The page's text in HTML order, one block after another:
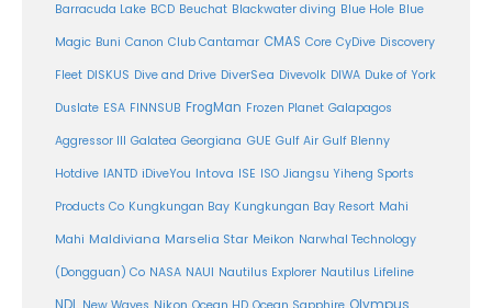
Barracuda Lake BCD Beuchat Blackwater diving Blue Hole Blue
Magic Buni Canon Club Cantamar CMAS Core CyDive Discovery
Fleet DISKUS Dive and Drive DiverSea Divevolk DIWA Duke of York
Duslate ESA FINNSUB FrogMan Frozen Planet Galapagos
Aggressor III Galatea Georgiana GUE Gulf Air Gulf Blenny
Hotdive IANTD iDiveYou Intova ISE ISO Jiangsu Yiheng Sports
Products Co Kungkungan Bay Kungkungan Bay Resort Mahi
Mahi Maldiviana Marselia Star Meikon Narwhal Technology
(Dongguan) Co NASA NAUI Nautilus Explorer Nautilus Lifeline
Olympus